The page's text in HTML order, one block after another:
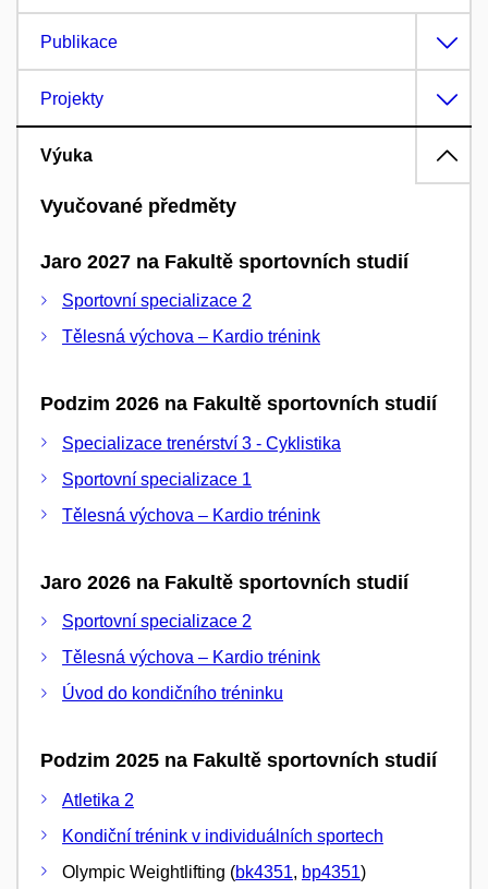
Publikace
Projekty
Výuka
Vyučované předměty
Jaro 2027 na Fakultě sportovních studií
Sportovní specializace 2
Tělesná výchova – Kardio trénink
Podzim 2026 na Fakultě sportovních studií
Specializace trenérství 3 - Cyklistika
Sportovní specializace 1
Tělesná výchova – Kardio trénink
Jaro 2026 na Fakultě sportovních studií
Sportovní specializace 2
Tělesná výchova – Kardio trénink
Úvod do kondičního tréninku
Podzim 2025 na Fakultě sportovních studií
Atletika 2
Kondiční trénink v individuálních sportech
Olympic Weightlifting (bk4351, bp4351)